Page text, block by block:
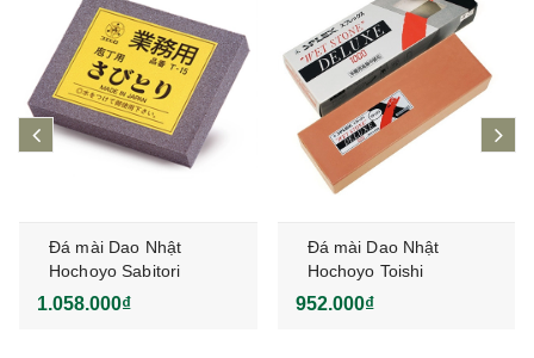
Đá mài Dao Nhật
Hochoyo Sabitori
1.058.000₫
Đá mài Dao Nhật
Hochoyo Toishi
DELUXE
952.000₫
prev